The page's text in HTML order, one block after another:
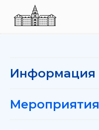
Информация
Мероприятия